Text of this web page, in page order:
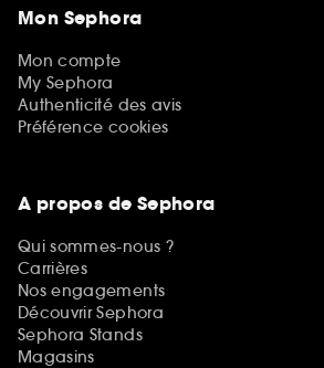
Mon Sephora
Mon compte
My Sephora
Authenticité des avis
Préférence cookies
A propos de Sephora
Qui sommes-nous ?
Carrières
Nos engagements
Découvrir Sephora
Sephora Stands
Magasins